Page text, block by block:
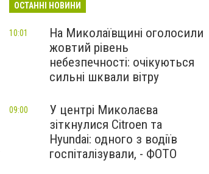
ОСТАННІ НОВИНИ
На Миколаївщині оголосили
жовтий рівень
небезпечності: очікуються
сильні шквали вітру
10:01
У центрі Миколаєва
зіткнулися Citroen та
Hyundai: одного з водіїв
госпіталізували, - ФОТО
09:00